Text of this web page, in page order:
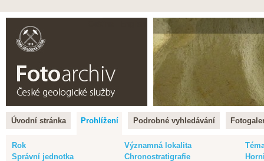
Úvodní stránka Prohlížení Podrobné vyhledávání
Rok Významná lokalita
Správní jednotka
Chronostratigrafie